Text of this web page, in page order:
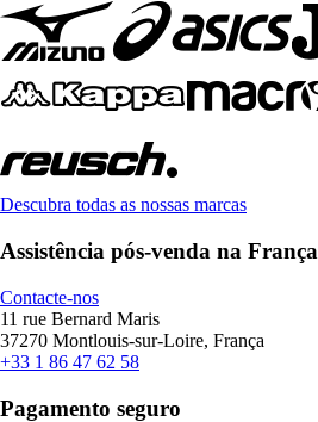
Descubra todas as nossas marcas
Assistência pós-venda na França
Contacte-nos
11 rue Bernard Maris
37270 Montlouis-sur-Loire, França
+33 1 86 47 62 58
Pagamento seguro